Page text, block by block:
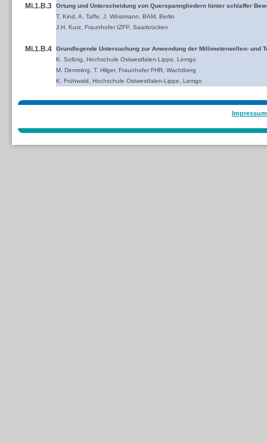
Mi.1.B.3
Ortung und Unterscheidung von Querspanngliedern hinter schlaffer
T. Kind, A. Taffe, J. Wöstmann, BAM, Berlin
J.H. Kurz, Fraunhofer IZFP, Saarbrücken
Mi.1.B.4
Grundlegende Untersuchung zur Anwendung der Millimeterwellen- und
K. Solbrig, Hochschule Ostwestfalen-Lippe, Lemgo
M. Demming, T. Hilger, Fraunhofer FHR, Wachtberg
K. Frühwald, Hochschule Ostwestfalen-Lippe, Lemgo
Impressum